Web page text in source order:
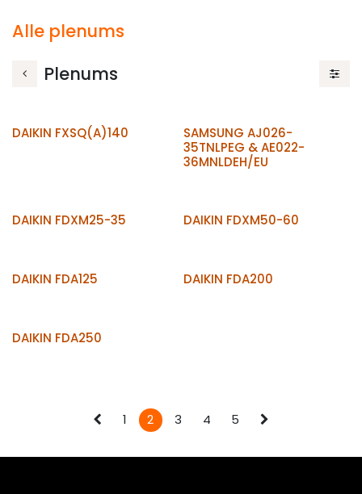
Alle plenums
Plenums
DAIKIN FXSQ(A)140
SAMSUNG AJ026-
35TNLPEG & AE022-
36MNLDEH/EU
DAIKIN FDXM25-35 DAIKIN FDXM50-60
DAIKIN FDA125 DAIKIN FDA200
DAIKIN FDA250
1 2 3 4 5